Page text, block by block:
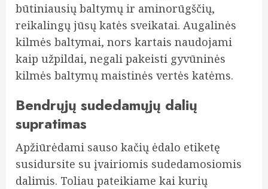
būtiniausių baltymų ir aminorūgščių,
reikalingų jūsų katės sveikatai. Augalinės
kilmės baltymai, nors kartais naudojami
kaip užpildai, negali pakeisti gyvūninės
kilmės baltymų maistinės vertės katėms.
Bendrųjų sudedamųjų dalių
supratimas
Apžiūrėdami sauso kačių ėdalo etiketę
susidursite su įvairiomis sudedamosiomis
dalimis. Toliau pateikiame kai kurių